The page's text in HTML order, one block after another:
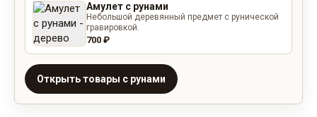
Амулет с рунами
Небольшой деревянный предмет с рунической
гравировкой.
700 ₽
Открыть товары с рунами